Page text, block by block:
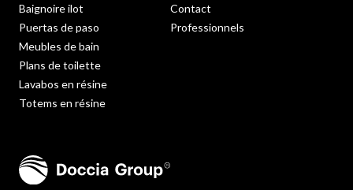
Baignoire ilot
Puertas de paso
Meubles de bain
Plans de toilette
Lavabos en résine
Totems en résine
Contact
Professionnels